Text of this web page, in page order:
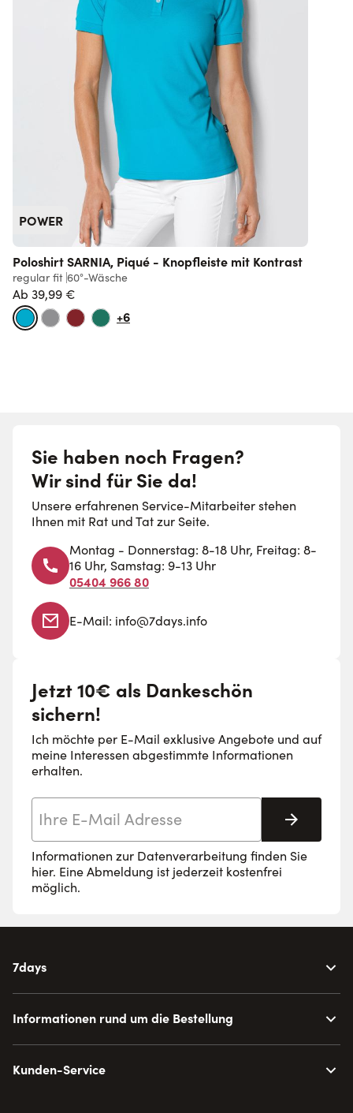
POWER
Poloshirt SARNIA, Piqué - Knopfleiste mit Kontrast
regular fit 60°-Wäsche
Ab 39,99 €
+6
Sie haben noch Fragen?
Wir sind für Sie da!
Unsere erfahrenen Service-Mitarbeiter stehen
Ihnen mit Rat und Tat zur Seite.
Montag - Donnerstag: 8-18 Uhr, Freitag: 8-
16 Uhr, Samstag: 9-13 Uhr
05404 966 80
E-Mail: info@7days.info
Jetzt 10€ als Dankeschön
sichern!
Ich möchte per E-Mail exklusive Angebote und auf
meine Interessen abgestimmte Informationen
erhalten.
Informationen zur Datenverarbeitung finden Sie
hier. Eine Abmeldung ist jederzeit kostenfrei
möglich.
7days
Informationen rund um die Bestellung
Kunden-Service